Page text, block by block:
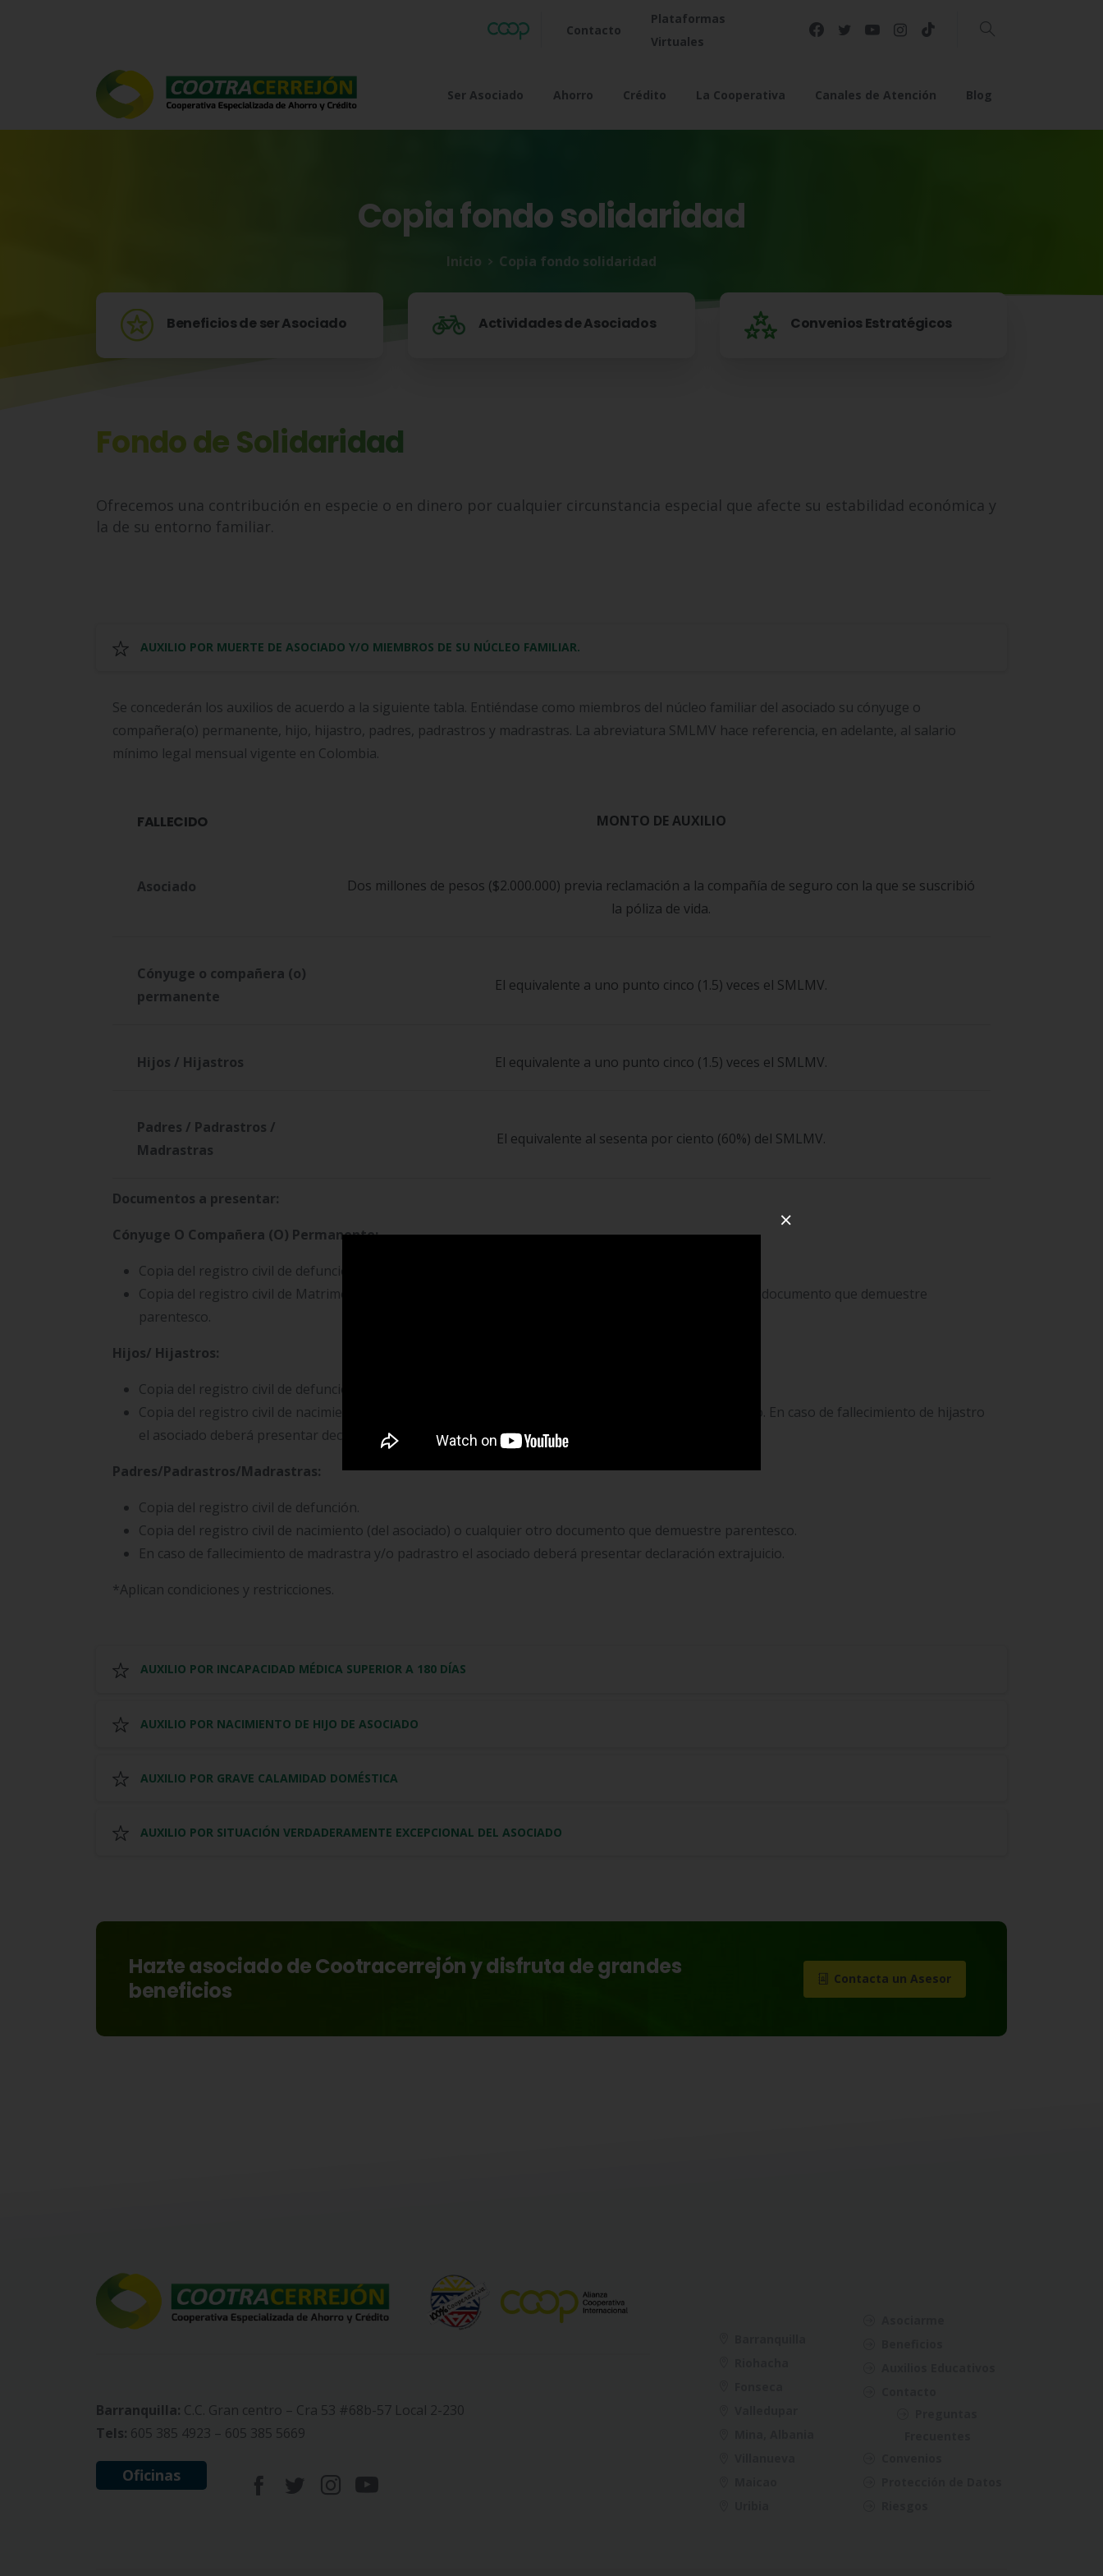
Contacto
Plataformas
Virtuales
Buscar
Ser Asociado Ahorro Crédito La Cooperativa Canales de Atención Blog
Copiafondosolidaridad
Inicio Copia fondo solidaridad
Beneficios de ser Asociado Actividades de Asociados Convenios Estratégicos
Fondo de Solidaridad
Ofrecemos una contribución en especie o en dinero por cualquier circunstancia especial que afecte su estabilidad económica y
la de su entorno familiar.
AUXILIO POR MUERTE DE ASOCIADO Y/O MIEMBROS DE SU NÚCLEO FAMILIAR.
Se concederán los auxilios de acuerdo a la siguiente tabla. Entiéndase como miembros del núcleo familiar del asociado su cónyuge o
compañera(o) permanente, hijo, hijastro, padres, padrastros y madrastras. La abreviatura SMLMV hace referencia, en adelante, al salario
mínimo legal mensual vigente en Colombia.
FALLECIDO MONTO DE AUXILIO
Asociado
Dos millones de pesos ($2.000.000) previa reclamación a la compañía de seguro con la que se suscribió
la póliza de vida.
Cónyuge o compañera (o)
permanente
El equivalente a uno punto cinco (1.5) veces el SMLMV.
Hijos / Hijastros El equivalente a uno punto cinco (1.5) veces el SMLMV.
Padres / Padrastros /
Madrastras
El equivalente al sesenta por ciento (60%) del SMLMV.
Documentos a presentar:
Cónyuge O Compañera (O) Permanente:
Copia del registro civil de defunción.
Copia del registro civil de Matrimonio, partida de matrimonio, declaración extrajuicio o cualquier otro documento que demuestre
parentesco.
Hijos/ Hijastros:
Copia del registro civil de defunción.
Copia del registro civil de nacimiento (del hijo) o cualquier otro documento que demuestre parentesco. En caso de fallecimiento de hijastro
el asociado deberá presentar declaración extrajuicio.
Padres/Padrastros/Madrastras:
Copia del registro civil de defunción.
Copia del registro civil de nacimiento (del asociado) o cualquier otro documento que demuestre parentesco.
En caso de fallecimiento de madrastra y/o padrastro el asociado deberá presentar declaración extrajuicio.
*Aplican condiciones y restricciones.
AUXILIO POR INCAPACIDAD MÉDICA SUPERIOR A 180 DÍAS
AUXILIO POR NACIMIENTO DE HIJO DE ASOCIADO
AUXILIO POR GRAVE CALAMIDAD DOMÉSTICA
AUXILIO POR SITUACIÓN VERDADERAMENTE EXCEPCIONAL DEL ASOCIADO
Hazte asociado de Cootracerrejón y disfruta de grandes
beneficios
Contacta un Asesor
Barranquilla: C.C. Gran centro – Cra 53 #68b-57 Local 2-230
Tels: 605 385 4923 – 605 385 5669
Oficinas
×